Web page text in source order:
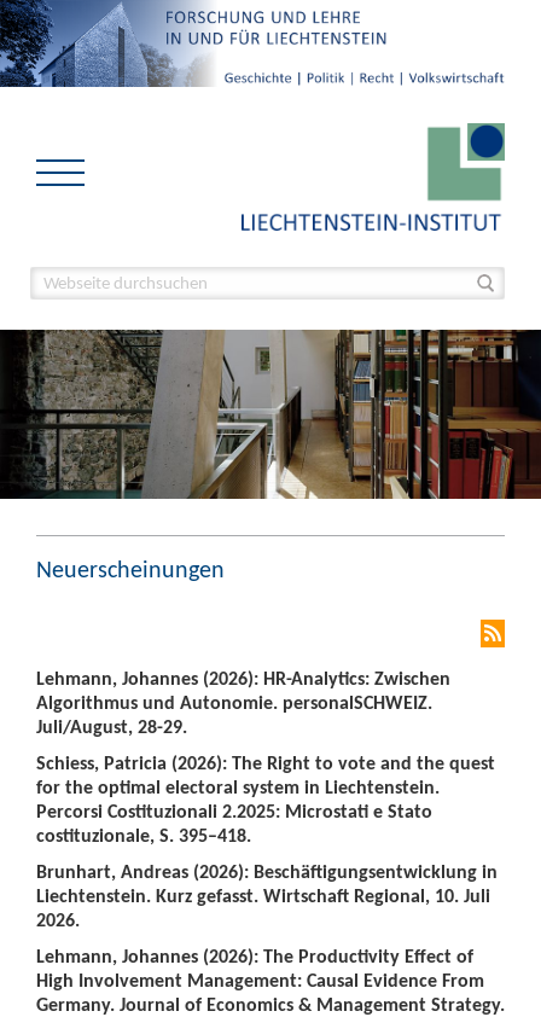
Neuerscheinungen
Lehmann, Johannes (2026): HR-Analytics: Zwischen
Algorithmus und Autonomie. personalSCHWEIZ.
Juli/August, 28-29.
Schiess, Patricia (2026): The Right to vote and the quest
for the optimal electoral system in Liechtenstein.
Percorsi Costituzionali 2.2025: Microstati e Stato
costituzionale, S. 395–418.
Brunhart, Andreas (2026): Beschäftigungsentwicklung in
Liechtenstein. Kurz gefasst. Wirtschaft Regional, 10. Juli
2026.
Lehmann, Johannes (2026): The Productivity Effect of
High Involvement Management: Causal Evidence From
Germany. Journal of Economics & Management Strategy.